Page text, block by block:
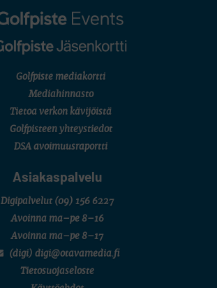
Golfpiste mediakortti
Mediahinnasto
Tietoa verkon kävijöistä
Golfpisteen yhteystiedot
DSA avoimuusraportti
Asiakaspalvelu
Digipalvelut (09) 156 6227
Avoinna ma–pe 8–16
Avoinna ma–pe 8–17
(digi) digi@otavamedia.fi
Tietosuojaseloste